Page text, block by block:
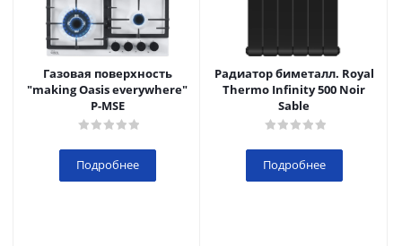
Газовая поверхность
"making Oasis everywhere"
P-MSE
Подробнее
Радиатор биметалл. Royal
Thermo Infinity 500 Noir
Sable
Подробнее